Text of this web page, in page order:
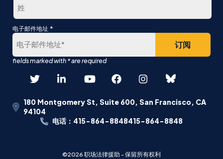
最
后
电子邮件地址 *
180 Montgomery St, Suite 600, San Francisco, CA
94104
电话：415-864-8848415-864-8848
©2026 职场法律援助 - 保留所有权利